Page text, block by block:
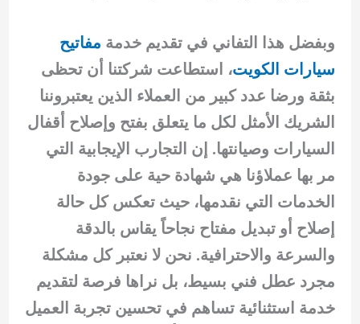
وبفضل هذا التفاني في تقديم خدمة مفاتيح
سيارات الكويت، استطاعت شركتنا أن تحظى
بثقة ورضا عدد كبير من العملاء الذين يعتبروننا
الشريك الأمثل لكل ما يتعلق بفتح وإصلاح أقفال
السيارات وصيانتها. إن التجارب الإيجابية التي
مر بها عملاؤنا هي شهادة حية على جودة
الخدمات التي نقدمها، حيث تعكس كل حالة
إصلاح أو تبديل مفتاح نجاحاً يقاس بالدقة
والسرعة والاحترافية. نحن لا نعتبر كل مشكلة
مجرد عطل فني بسيط، بل نراها فرصة لتقديم
خدمة استثنائية تساهم في تحسين تجربة العميل